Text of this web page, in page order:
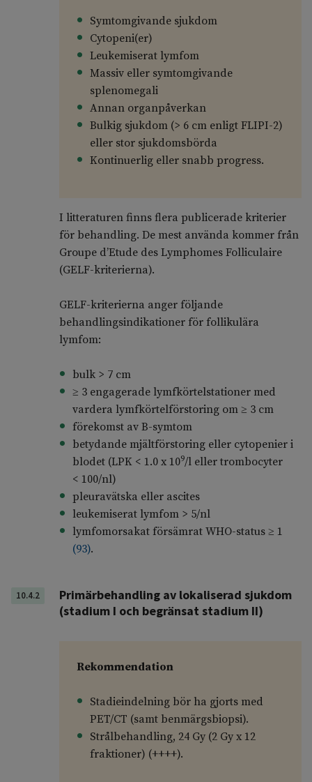
Symtomgivande sjukdom
Cytopeni(er)
Leukemiserat lymfom
Massiv eller symtomgivande
splenomegali
Annan organpåverkan
Bulkig sjukdom (> 6 cm enligt FLIPI-2)
eller stor sjukdomsbörda
Kontinuerlig eller snabb progress.
I litteraturen finns flera publicerade kriterier
för behandling. De mest använda kommer från
Groupe d’Etude des Lymphomes Folliculaire
(GELF-kriterierna).
GELF-kriterierna anger följande
behandlingsindikationer för follikulära
lymfom:
bulk > 7 cm
≥ 3 engagerade lymfkörtelstationer med
vardera lymfkörtelförstoring om ≥ 3 cm
förekomst av B-symtom
betydande mjältförstoring eller cytopenier i
blodet (LPK < 1.0 x 109/l eller trombocyter
< 100/nl)
pleuravätska eller ascites
leukemiserat lymfom > 5/nl
lymfomorsakat försämrat WHO-status ≥ 1
(93).
10.4.2
Primärbehandling av lokaliserad sjukdom
(stadium I och begränsat stadium II)
Rekommendation
Stadieindelning bör ha gjorts med
PET/CT (samt benmärgsbiopsi).
Strålbehandling, 24 Gy (2 Gy x 12
fraktioner) (++++).